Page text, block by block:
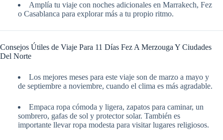
Amplía tu viaje con noches adicionales en Marrakech, Fez
o Casablanca para explorar más a tu propio ritmo.
Consejos Útiles de Viaje Para 11 Días Fez A Merzouga Y Ciudades
Del Norte
Los mejores meses para este viaje son de marzo a mayo y
de septiembre a noviembre, cuando el clima es más agradable.
Empaca ropa cómoda y ligera, zapatos para caminar, un
sombrero, gafas de sol y protector solar. También es
importante llevar ropa modesta para visitar lugares religiosos.